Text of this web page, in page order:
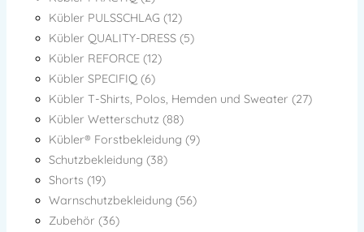
Kübler PULSSCHLAG (12)
Kübler QUALITY-DRESS (5)
Kübler REFORCE (12)
Kübler SPECIFIQ (6)
Kübler T-Shirts, Polos, Hemden und Sweater (27)
Kübler Wetterschutz (88)
Kübler® Forstbekleidung (9)
Schutzbekleidung (38)
Shorts (19)
Warnschutzbekleidung (56)
Zubehör (36)